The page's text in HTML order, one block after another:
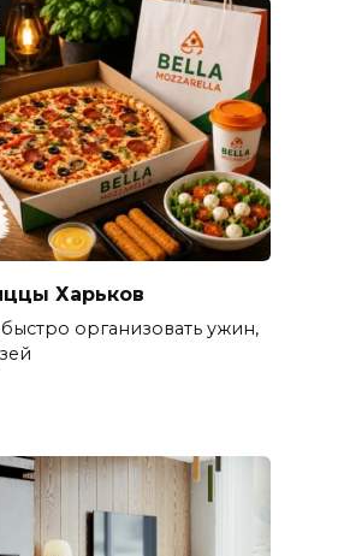
Харьков
быстро организовать ужин,